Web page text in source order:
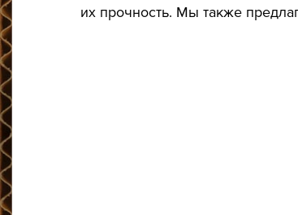
их прочность. Мы также